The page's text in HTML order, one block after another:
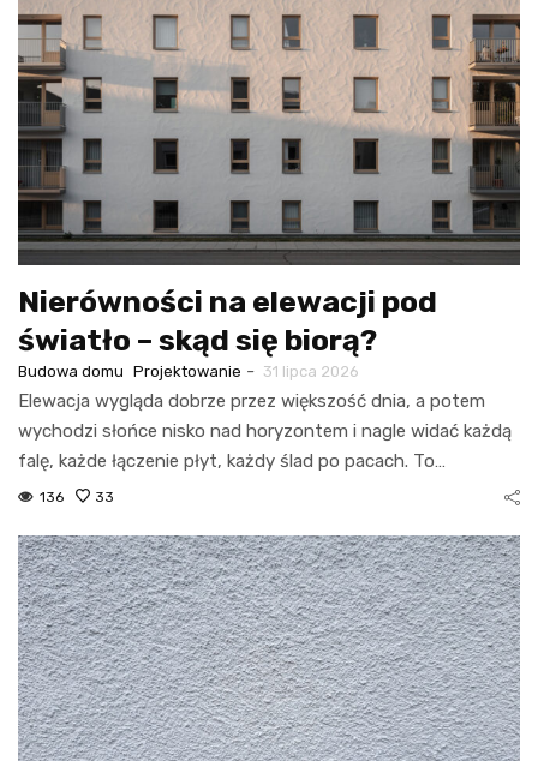
Nierówności na elewacji pod
światło – skąd się biorą?
Budowa domu Projektowanie - 31 lipca 2026
Elewacja wygląda dobrze przez większość dnia, a potem
wychodzi słońce nisko nad horyzontem i nagle widać każdą
falę, każde łączenie płyt, każdy ślad po pacach. To…
136 33